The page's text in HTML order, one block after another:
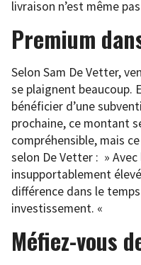
livraison n’est même
Premium
Selon Sam De Vetter,
se plaignent beaucoup.
bénéficier d’une
prochaine, ce montant
compréhensible, mais
selon De Vetter : »
insupportablement
différence dans le
investissement. «
Méfiez-vous